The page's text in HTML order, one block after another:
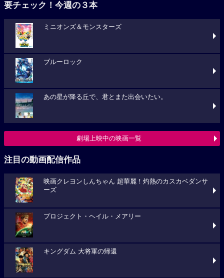
要チェック！今週の３本
ミニオンズ＆モンスターズ
ブルーロック
あの星が降る丘で、君とまた出会いたい。
劇場上映中の映画一覧
注目の動画配信作品
映画クレヨンしんちゃん 超華麗！灼熱のカスカベダンサ
ーズ
プロジェクト・ヘイル・メアリー
キングダム 大将軍の帰還